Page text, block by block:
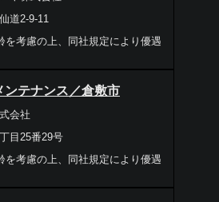
道2-9-11
を考慮の上、同社規定により優遇
ンテナンス／倉敷市
会社
目25番29号
を考慮の上、同社規定により優遇